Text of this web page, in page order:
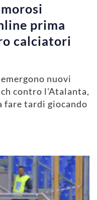
prima
calciatori
nuovi
contro l'Atalanta,
tardi giocando